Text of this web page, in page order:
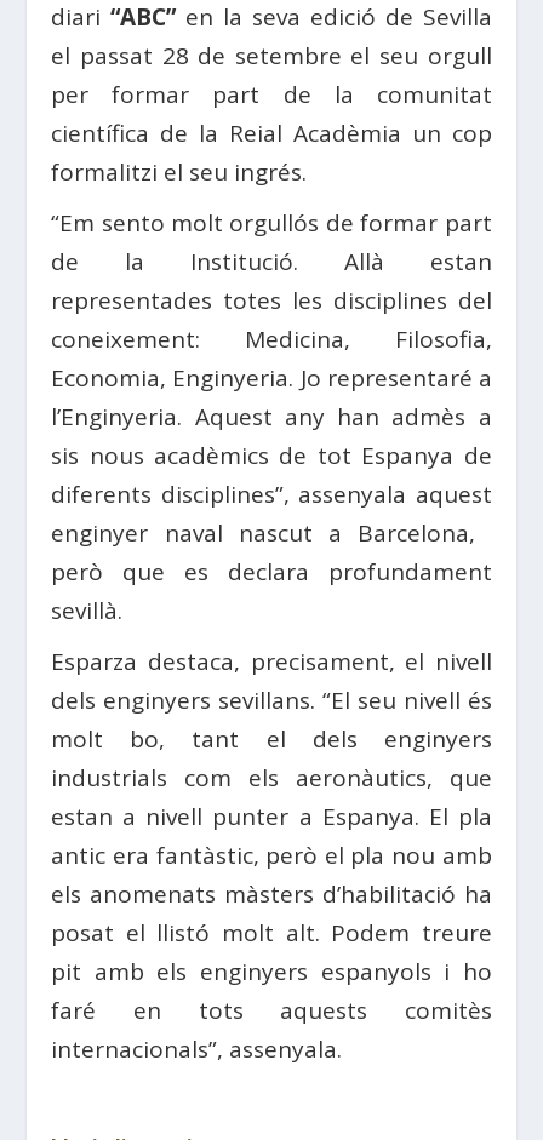
diari“ABC”en la seva edició de Sevilla
el passat 28 de setembre el seu orgull
per formar part de la comunitat
científica de la Reial Acadèmia un cop
formalitzi el seu ingrés.
“Em sento molt orgullós de formar part
de la Institució. Allà estan
representades totes les disciplines del
coneixement: Medicina, Filosofia,
Economia, Enginyeria. Jo representaré a
l’Enginyeria. Aquest any han admès a
sis nous acadèmics de tot Espanya de
diferents disciplines”, assenyala aquest
enginyer naval nascut a Barcelona, ​​
però que es declara profundament
sevillà.
Esparza destaca, precisament, el nivell
dels enginyers sevillans. “El seu nivell és
molt bo, tant el dels enginyers
industrials com els aeronàutics, que
estan a nivell punter a Espanya. El pla
antic era fantàstic, però el pla nou amb
els anomenats màsters d’habilitació ha
posat el llistó molt alt. Podem treure
pit amb els enginyers espanyols i ho
faré en tots aquests comitès
internacionals”, assenyala.